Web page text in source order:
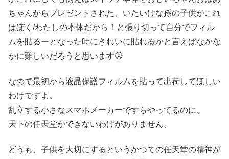
ちゃんからプレゼントされた、いたいけな孫の子供がこれ
はぼく/わたしの本体だから！と張り切って自分でフィル
ムを貼るーとなった時にきれいに貼れるかと言えばなかな
かに難しいだろうと思います😥
なので最初から液晶保護フィルムを貼って出荷してほしい
わけですよ。
乱立する小さなスマホメーカーですらやってるのに、
天下の任天堂ができないわけがありません。
どうも、子供を大切にするというかつての任天堂の精神が